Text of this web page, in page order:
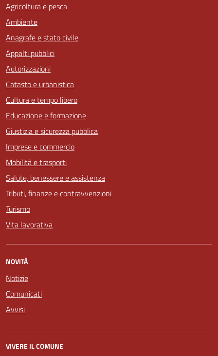
Agricoltura e pesca
Ambiente
Anagrafe e stato civile
Appalti pubblici
Autorizzazioni
Catasto e urbanistica
Cultura e tempo libero
Educazione e formazione
Giustizia e sicurezza pubblica
Imprese e commercio
Mobilità e trasporti
Salute, benessere e assistenza
Tributi, finanze e contravvenzioni
Turismo
Vita lavorativa
NOVITÀ
Notizie
Comunicati
Avvisi
VIVERE IL COMUNE